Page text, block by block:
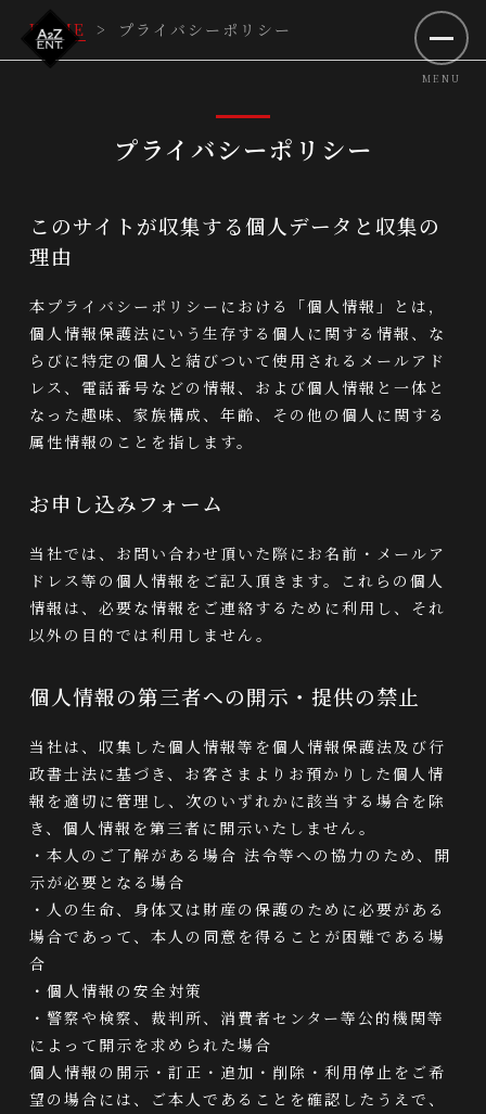
HOME > プライバシーポリシー
プライバシーポリシー
このサイトが収集する個人データと収集の
理由
本プライバシーポリシーにおける「個人情報」とは，
個人情報保護法にいう生存する個人に関する情報、な
らびに特定の個人と結びついて使用されるメールアド
レス、電話番号などの情報、および個人情報と一体と
なった趣味、家族構成、年齢、その他の個人に関する
属性情報のことを指します。
お申し込みフォーム
当社では、お問い合わせ頂いた際にお名前・メールア
ドレス等の個人情報をご記入頂きます。これらの個人
情報は、必要な情報をご連絡するために利用し、それ
以外の目的では利用しません。
個人情報の第三者への開示・提供の禁止
当社は、収集した個人情報等を個人情報保護法及び行
政書士法に基づき、お客さまよりお預かりした個人情
報を適切に管理し、次のいずれかに該当する場合を除
き、個人情報を第三者に開示いたしません。
・本人のご了解がある場合 法令等への協力のため、開
示が必要となる場合
・人の生命、身体又は財産の保護のために必要がある
場合であって、本人の同意を得ることが困難である場
合
・個人情報の安全対策
・警察や検察、裁判所、消費者センター等公的機関等
によって開示を求められた場合
個人情報の開示・訂正・追加・削除・利用停止をご希
望の場合には、ご本人であることを確認したうえで、